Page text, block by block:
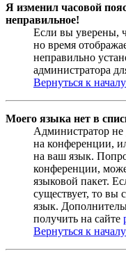
Я изменил часовой
неправильное!
Если вы уверены,
но время
неправильно
администратора
Вернуться к началу
Моего языка нет в
Администратор не
на конференции,
на ваш язык.
конференции,
языковой пакет.
существует, то вы
язык.
получить на сайте
Вернуться к началу